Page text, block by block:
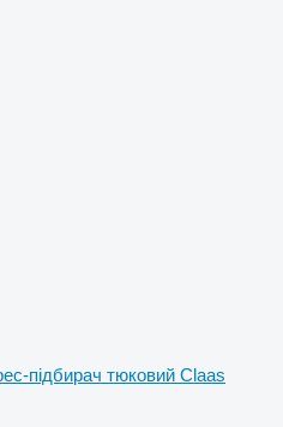
підбирач тюковий Claas